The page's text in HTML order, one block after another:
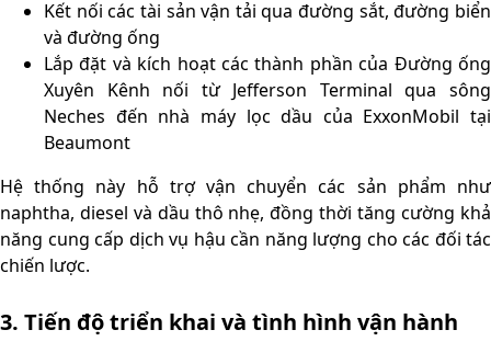
Kết nối các tài sản vận tải qua đường sắt, đường biển
và đường ống
Lắp đặt và kích hoạt các thành phần của Đường ống
Xuyên Kênh nối từ Jefferson Terminal qua sông
Neches đến nhà máy lọc dầu của ExxonMobil tại
Beaumont
Hệ thống này hỗ trợ vận chuyển các sản phẩm như
naphtha, diesel và dầu thô nhẹ, đồng thời tăng cường khả
năng cung cấp dịch vụ hậu cần năng lượng cho các đối tác
chiến lược.
3. Tiến độ triển khai và tình hình vận hành